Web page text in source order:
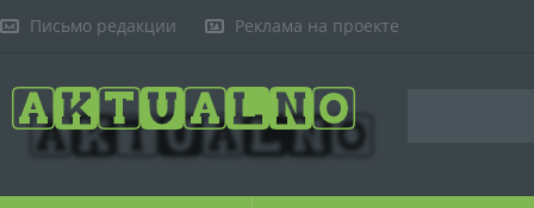
Письмо редакции Реклама на проекте